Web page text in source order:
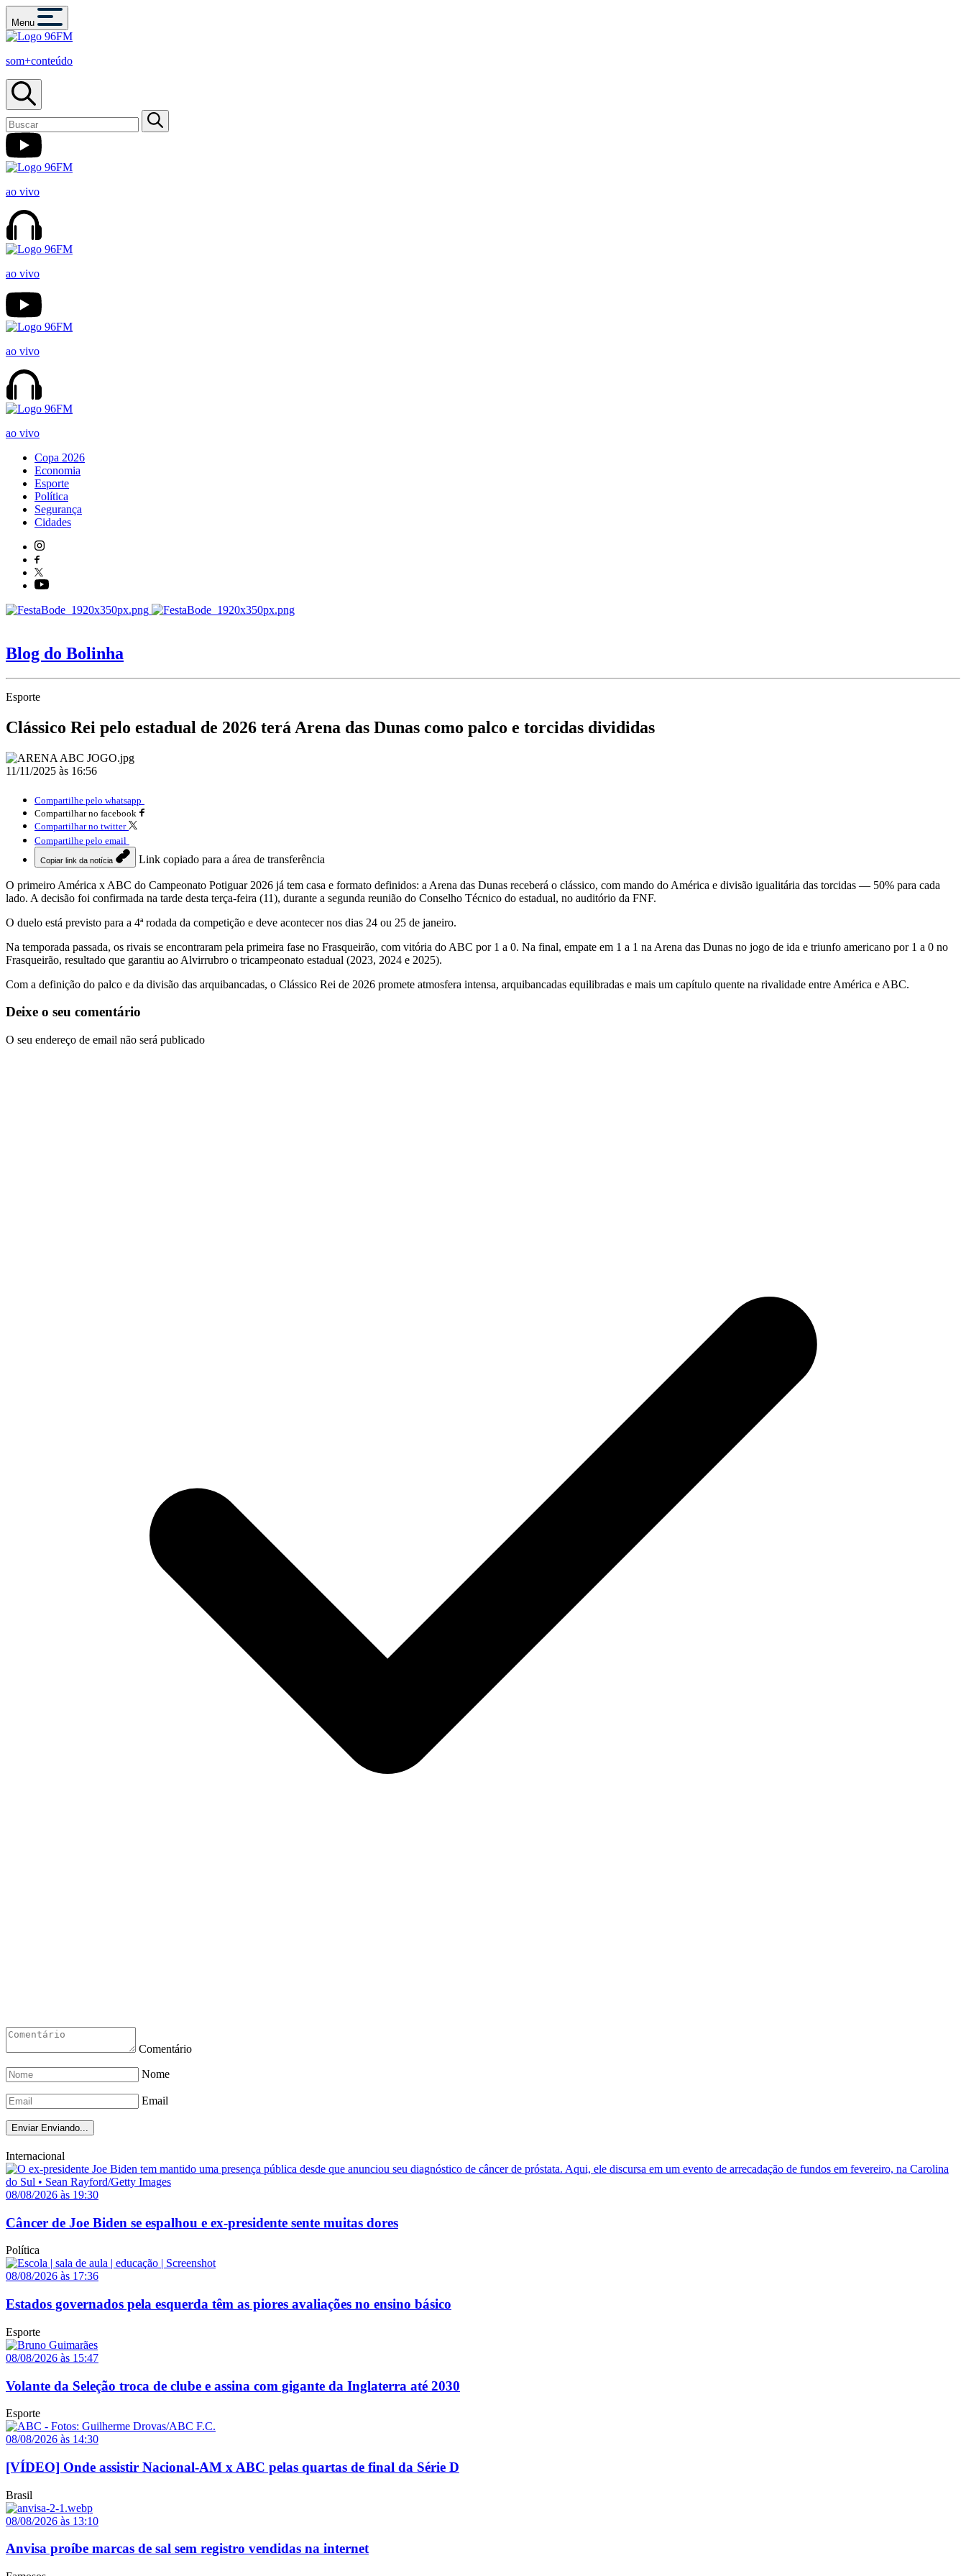
Menu
som+conteúdo
ao vivo
ao vivo
ao vivo
ao vivo
Copa 2026
Economia
Esporte
Política
Segurança
Cidades
Blog do Bolinha
Esporte
Clássico Rei pelo estadual de 2026 terá Arena das Dunas como palco e torcidas divididas
11/11/2025 às 16:56
Compartilhe pelo whatsapp
Compartilhar no facebook
Compartilhar no twitter
Compartilhe pelo email
Copiar link da notícia Link copiado para a área de transferência
O primeiro América x ABC do Campeonato Potiguar 2026 já tem casa e formato definidos: a Arena das Dunas receberá o clássico, com mando do América e divisão igualitária das torcidas — 50% para cada
lado. A decisão foi confirmada na tarde desta terça-feira (11), durante a segunda reunião do Conselho Técnico do estadual, no auditório da FNF.
O duelo está previsto para a 4ª rodada da competição e deve acontecer nos dias 24 ou 25 de janeiro.
Na temporada passada, os rivais se encontraram pela primeira fase no Frasqueirão, com vitória do ABC por 1 a 0. Na final, empate em 1 a 1 na Arena das Dunas no jogo de ida e triunfo americano por 1 a 0 no
Frasqueirão, resultado que garantiu ao Alvirrubro o tricampeonato estadual (2023, 2024 e 2025).
Com a definição do palco e da divisão das arquibancadas, o Clássico Rei de 2026 promete atmosfera intensa, arquibancadas equilibradas e mais um capítulo quente na rivalidade entre América e ABC.
Deixe o seu comentário
O seu endereço de email não será publicado
Comentário
Nome
Email
Enviar Enviando...
Internacional
08/08/2026 às 19:30
Câncer de Joe Biden se espalhou e ex-presidente sente muitas dores
Política
08/08/2026 às 17:36
Estados governados pela esquerda têm as piores avaliações no ensino básico
Esporte
08/08/2026 às 15:47
Volante da Seleção troca de clube e assina com gigante da Inglaterra até 2030
Esporte
08/08/2026 às 14:30
[VÍDEO] Onde assistir Nacional-AM x ABC pelas quartas de final da Série D
Brasil
08/08/2026 às 13:10
Anvisa proíbe marcas de sal sem registro vendidas na internet